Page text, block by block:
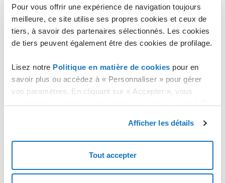
Pour vous offrir une expérience de navigation toujours
meilleure, ce site utilise ses propres cookies et ceux de
tiers, à savoir des partenaires sélectionnés. Les cookies
de tiers peuvent également être des cookies de profilage.
Lisez notre Politique en matière de cookies pour en
savoir plus ou accédez à « Personnaliser » pour gérer
vos paramètres. En cliquant sur « Accepter », vous
stockage des cookies nécessaires.
Afficher les détails
Tout accepter
Puis, cliquez sur le bouton "Ajouter Unified Storage".
A ce stade, une page va s’ouvrir dans laquelle vous pouvez choisir
lenom, l'espaceet leprotocoleréseau à utiliser pour le service.
code IQN.
Le provisionnig du service est effectué manuellement par les
techniciens qualifiés. Les demandes d’activation seront